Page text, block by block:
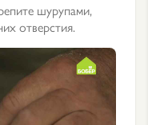
шурупами,
отверстия.